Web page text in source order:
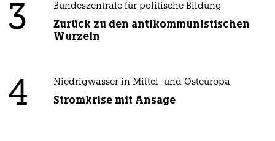
3 Bundeszentrale für politische Bildung
Zurück zu den antikommunistischen
Wurzeln
4 Niedrigwasser in Mittel- und Osteuropa
Stromkrise mit Ansage